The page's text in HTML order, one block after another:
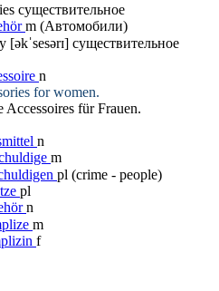
существительное
m (Автомобили)
[əkˈsesərɪ] существительное
n
for women.
Accessoires für Frauen.
n
m
pl (crime - people)
pl
n
m
f